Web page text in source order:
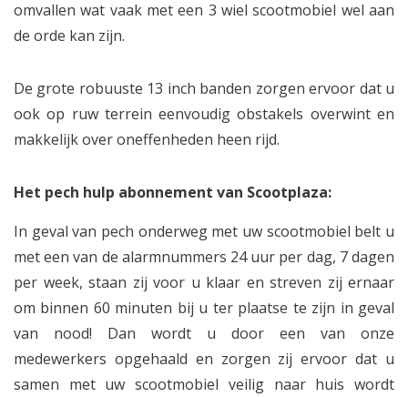
omvallen wat vaak met een 3 wiel scootmobiel wel aan
de orde kan zijn.
De grote robuuste 13 inch banden zorgen ervoor dat u
ook op ruw terrein eenvoudig obstakels overwint en
makkelijk over oneffenheden heen rijd.
Het pech hulp abonnement van Scootplaza:
In geval van pech onderweg met uw scootmobiel belt u
met een van de alarmnummers 24 uur per dag, 7 dagen
per week, staan zij voor u klaar en streven zij ernaar
om binnen 60 minuten bij u ter plaatse te zijn in geval
van nood! Dan wordt u door een van onze
medewerkers opgehaald en zorgen zij ervoor dat u
samen met uw scootmobiel veilig naar huis wordt